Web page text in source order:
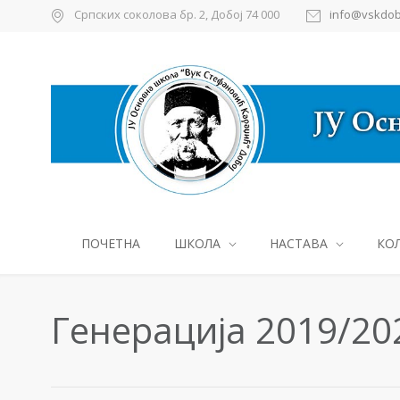
Српских соколова бр. 2, Добој 74 000
ПОЧЕТНА ШКОЛА НАСТАВА
Генерација 2019/